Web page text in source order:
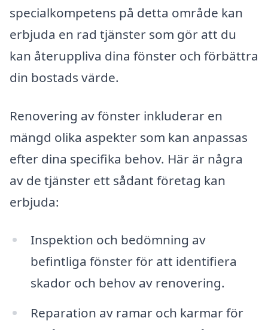
specialkompetens på detta område kan
erbjuda en rad tjänster som gör att du
kan återuppliva dina fönster och förbättra
din bostads värde.
Renovering av fönster inkluderar en
mängd olika aspekter som kan anpassas
efter dina specifika behov. Här är några
av de tjänster ett sådant företag kan
erbjuda:
Inspektion och bedömning av
befintliga fönster för att identifiera
skador och behov av renovering.
Reparation av ramar och karmar för